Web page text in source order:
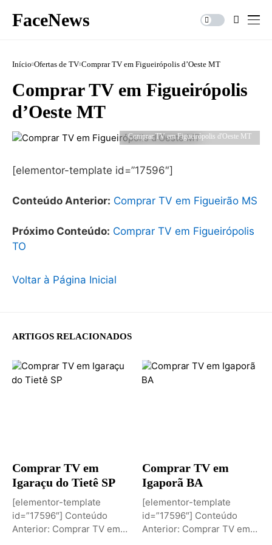
FaceNews
Início Ofertas de TV Comprar TV em Figueirópolis d’Oeste MT
Comprar TV em Figueirópolis
d’Oeste MT
Comprar TV em Figueirópolis d'Oeste MT
[elementor-template id=”17596″]
Conteúdo Anterior: Comprar TV em Figueirão MS
Próximo Conteúdo: Comprar TV em Figueirópolis
TO
Voltar à Página Inicial
ARTIGOS RELACIONADOS
Comprar TV em
Igaraçu do Tietê SP
[elementor-template
id=”17596″] Conteúdo
Anterior: Comprar TV em
Comprar TV em
Igaporã BA
[elementor-template
id=”17596″] Conteúdo
Anterior: Comprar TV em